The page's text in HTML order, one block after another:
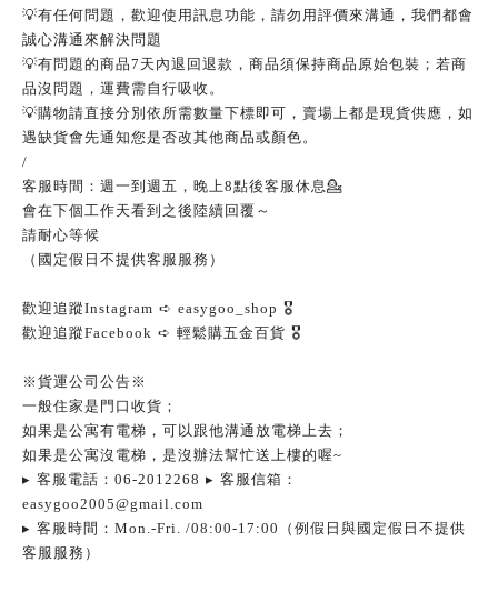
💡有任何問題，歡迎使用訊息功能，請勿用評價來溝通，我們都會
誠心溝通來解決問題
💡有問題的商品7 天內退回退款，商品須保持商品原始包裝；若商
品沒問題，運費需自行吸收。
💡購物請直接分別依所需數量下標即可，賣場上都是現貨供應，如
遇缺貨會先通知您是否改其他商品或顏色。
/
客服時間：週一到週五，晚上8點後客服休息💁
會在下個工作天看到之後陸續回覆～
請耐心等候
（國定假日不提供客服服務）
歡迎追蹤Instagram ➪ easygoo_shop 🎖
歡迎追蹤Facebook ➪ 輕鬆購五金百貨 🎖
※貨運公司公告※
一般住家是門口收貨；
如果是公寓有電梯，可以跟他溝通放電梯上去；
如果是公寓沒電梯，是沒辦法幫忙送上樓的喔~
▸ 客服電話： 06-2012268 ▸ 客服信箱：
easygoo2005@gmail.com
▸ 客服時間： Mon.-Fri. /08:00-17:00
（例假日與國定假日不提供
客服服務）